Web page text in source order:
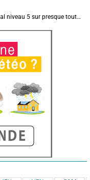
Canicule et urticacées : risque allergique maximal niveau 5 sur presque toute la France lundi